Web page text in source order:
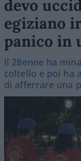
devo
egiziano
panico in
Il 28enne ha
coltello e poi ha
di afferrare una